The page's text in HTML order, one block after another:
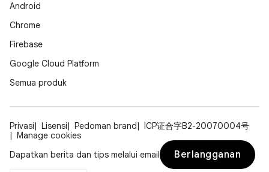
Android
Chrome
Firebase
Google Cloud Platform
Semua produk
Privasi Lisensi Pedoman brand
ICP证合字B2-20070004号
Manage cookies
Dapatkan berita dan tips melalui email
Berlangganan